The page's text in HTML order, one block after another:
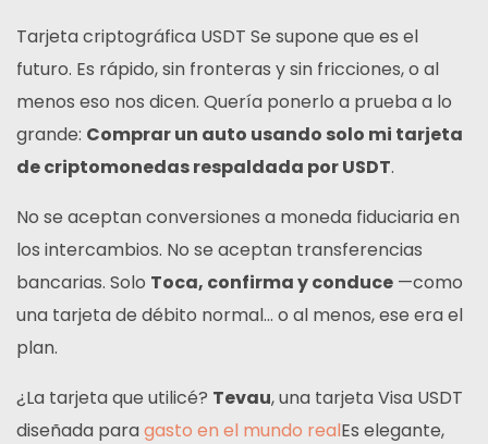
Tarjeta criptográfica USDT Se supone que es el
futuro. Es rápido, sin fronteras y sin fricciones, o al
menos eso nos dicen. Quería ponerlo a prueba a lo
grande: Comprar un auto usando solo mi tarjeta
de criptomonedas respaldada por USDT.
No se aceptan conversiones a moneda fiduciaria en
los intercambios. No se aceptan transferencias
bancarias. Solo Toca, confirma y conduce —como
una tarjeta de débito normal… o al menos, ese era el
plan.
¿La tarjeta que utilicé? Tevau, una tarjeta Visa USDT
diseñada paragasto en el mundo realEs elegante,